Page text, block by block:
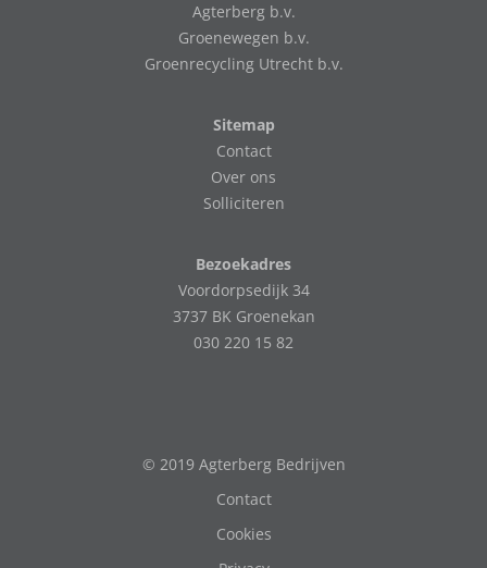
Agterberg b.v.
Groenewegen b.v.
Groenrecycling Utrecht b.v.
Sitemap
Contact
Over ons
Solliciteren
Bezoekadres
Voordorpsedijk 34
3737 BK Groenekan
030 220 15 82
© 2019 Agterberg Bedrijven
Contact
Cookies